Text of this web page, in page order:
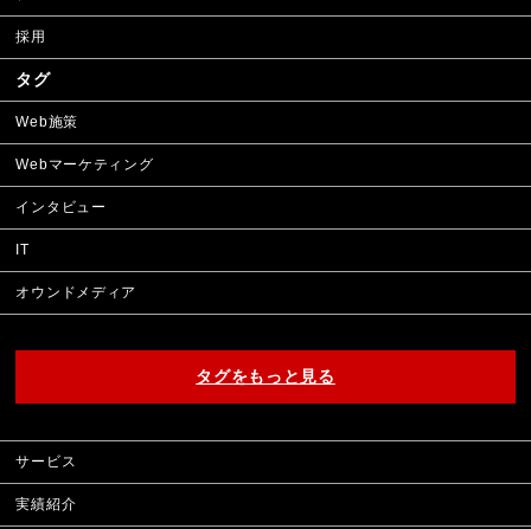
採用
タグ
Web施策
Webマーケティング
インタビュー
IT
オウンドメディア
タグをもっと見る
サービス
実績紹介